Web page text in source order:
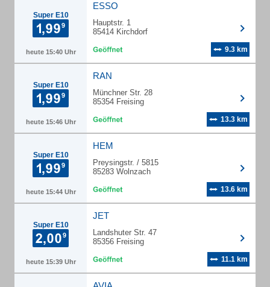
Super E10
heute 15:40 Uhr
ESSO
Hauptstr. 1
85414 Kirchdorf
9.3 km
Super E10
heute 15:46 Uhr
RAN
Münchner Str. 28
85354 Freising
13.3 km
Super E10
heute 15:44 Uhr
HEM
Preysingstr. / 5815
85283 Wolnzach
13.6 km
Super E10
heute 15:39 Uhr
JET
Landshuter Str. 47
85356 Freising
11.1 km